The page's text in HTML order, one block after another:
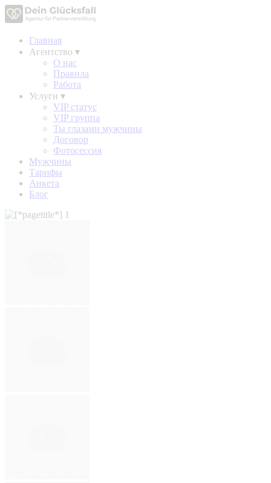
Главная
Агентство ▾
О нас
Правила
Работа
Услуги ▾
VIP статус
VIP группа
Ты глазами мужчины
Договор
Фотосессия
Мужчины
Тарифы
Анкета
Блог